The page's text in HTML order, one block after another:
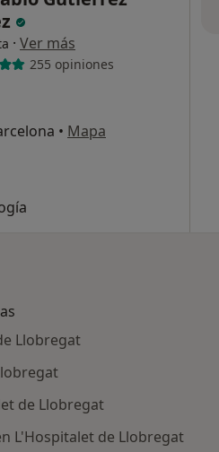
· Ver más
255 opiniones
• Mapa
Llobregat
de Llobregat
L'Hospitalet de Llobregat